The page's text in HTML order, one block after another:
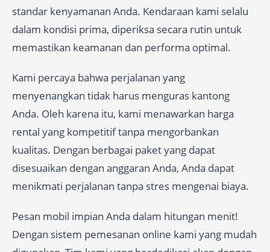
standar kenyamanan Anda. Kendaraan kami selalu
dalam kondisi prima, diperiksa secara rutin untuk
memastikan keamanan dan performa optimal.
Kami percaya bahwa perjalanan yang
menyenangkan tidak harus menguras kantong
Anda. Oleh karena itu, kami menawarkan harga
rental yang kompetitif tanpa mengorbankan
kualitas. Dengan berbagai paket yang dapat
disesuaikan dengan anggaran Anda, Anda dapat
menikmati perjalanan tanpa stres mengenai biaya.
Pesan mobil impian Anda dalam hitungan menit!
Dengan sistem pemesanan online kami yang mudah